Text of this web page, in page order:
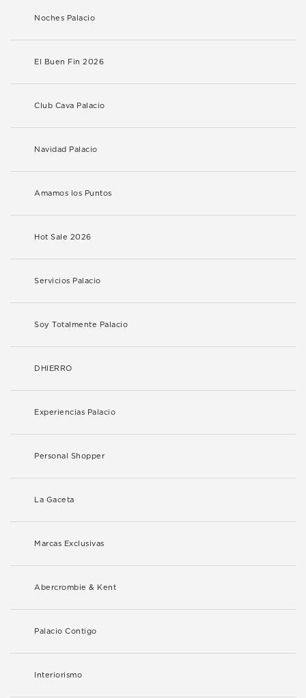
Noches Palacio
El Buen Fin 2026
Club Cava Palacio
Navidad Palacio
Amamos los Puntos
Hot Sale 2026
Servicios Palacio
Soy Totalmente Palacio
DHIERRO
Experiencias Palacio
Personal Shopper
La Gaceta
Marcas Exclusivas
Abercrombie & Kent
Palacio Contigo
Interiorismo